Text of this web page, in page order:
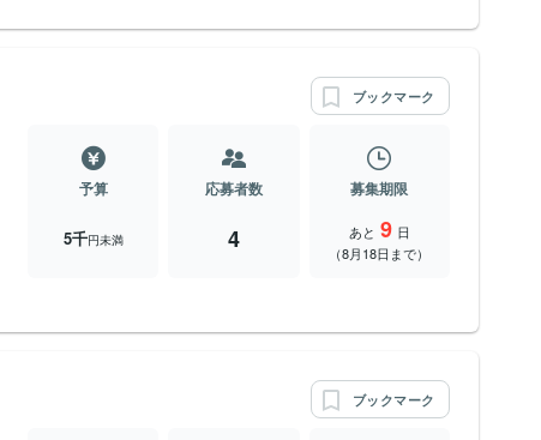
ブックマーク
予算
5千円未満
応募者数
4
募集期限
あと 9 日
（8月18日まで）
ブックマーク